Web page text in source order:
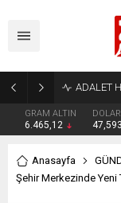
GRAM ALTIN
6.465,12
DOLAR
Anasayfa
Şehir Merkezinde Yeni